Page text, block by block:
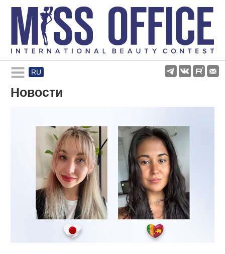
RU
Rules and regulations
Participants
Gallery
Новости